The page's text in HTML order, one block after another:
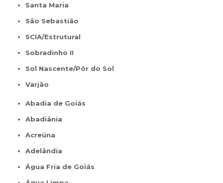
Santa Maria
São Sebastião
SCIA/Estrutural
Sobradinho II
Sol Nascente/Pôr do Sol
Varjão
Abadia de Goiás
Abadiânia
Acreúna
Adelândia
Água Fria de Goiás